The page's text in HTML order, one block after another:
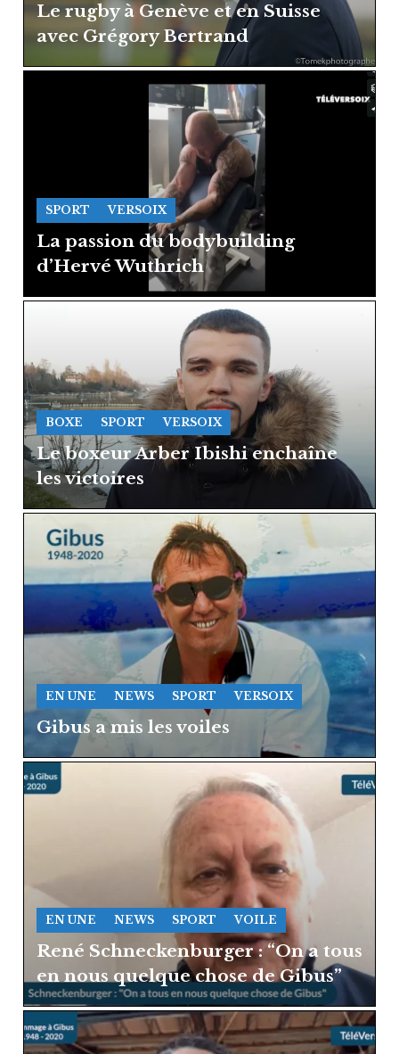
Le rugby à Genève et en Suisse
avec Grégory Bertrand
SPORT VERSOIX
La passion du bodybuilding
d’Hervé Wuthrich
BOXE SPORT VERSOIX
Le boxeur Arber Ibishi enchaîne
les victoires
EN UNE NEWS SPORT VERSOIX
Gibus a mis les voiles
EN UNE NEWS SPORT VOILE
René Schneckenburger : “On a tous
en nous quelque chose de Gibus”